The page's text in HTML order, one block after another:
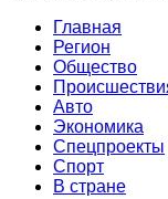
Главная
Регион
Общество
Авто
Экономика
Спецпроекты
Cпорт
В стране